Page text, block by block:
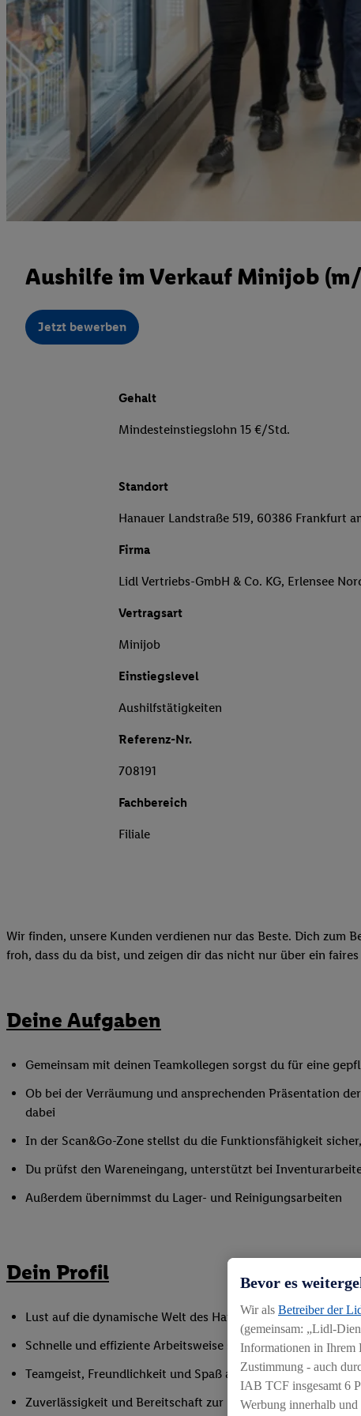
Aushilfe im Verkauf Minijob
Jetzt bewerben
Gehalt
Mindesteinstiegslohn 15 €/Std.
Standort
Hanauer Landstraße 519, 60386 Frankfurt
Firma
Lidl Vertriebs-GmbH & Co. KG, Erlensee
Vertragsart
Minijob
Einstiegslevel
Aushilfstätigkeiten
Referenz-Nr.
708191
Fachbereich
Filiale
Wir finden, unsere Kunden verdienen nur das Beste. Dich zum
froh, dass du da bist, und zeigen dir das nicht nur über ein
Deine Aufgaben
Gemeinsam mit deinen Teamkollegen sorgst du für eine
Ob bei der Verräumung und ansprechenden Präsentation
dabei
In der Scan&Go-Zone stellst du die Funktionsfähigkeit
Du prüfst den Wareneingang, unterstützt bei
Außerdem übernimmst du Lager- und Reinigungsarbeiten
Dein Profil
Lust auf die dynamische Welt des Handels, gerne auch als
Schnelle und effiziente Arbeitsweise sowie
Teamgeist, Freundlichkeit und Spaß am Umgang mit
Zuverlässigkeit und Bereitschaft zur Unterstützung in
Bevor es
Wir als Betreiber der
(gemeinsam: „Lidl-
Informationen in Ihrem
Zustimmung - auch
IAB TCF insgesamt 6
Werbung innerhalb